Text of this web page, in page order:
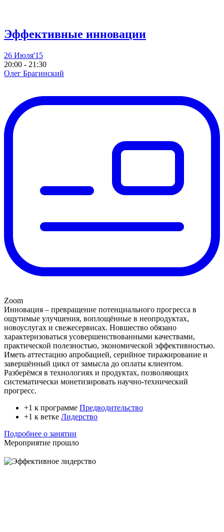
Эффективные инновации
26 Июля'15
20:00 - 21:30
Олег Брагинский
Zoom
Инновация – превращение потенциального прогресса в
ощутимые улучшения, воплощённые в неопродуктах,
новоуслугах и свежесервисах. Новшество обязано
характеризоваться усовершенствованными качествами,
практической полезностью, экономической эффективностью.
Иметь аттестацию апробацией, серийное тиражирование и
завершённый цикл от замысла до оплаты клиентом.
Разберёмся в технологиях и продуктах, позволяющих
систематически монетизировать научно-технический
прогресс.
+1 к программе Предводительство
+1 к ветке Лидерство
Подробнее о занятии
Мероприятие прошло